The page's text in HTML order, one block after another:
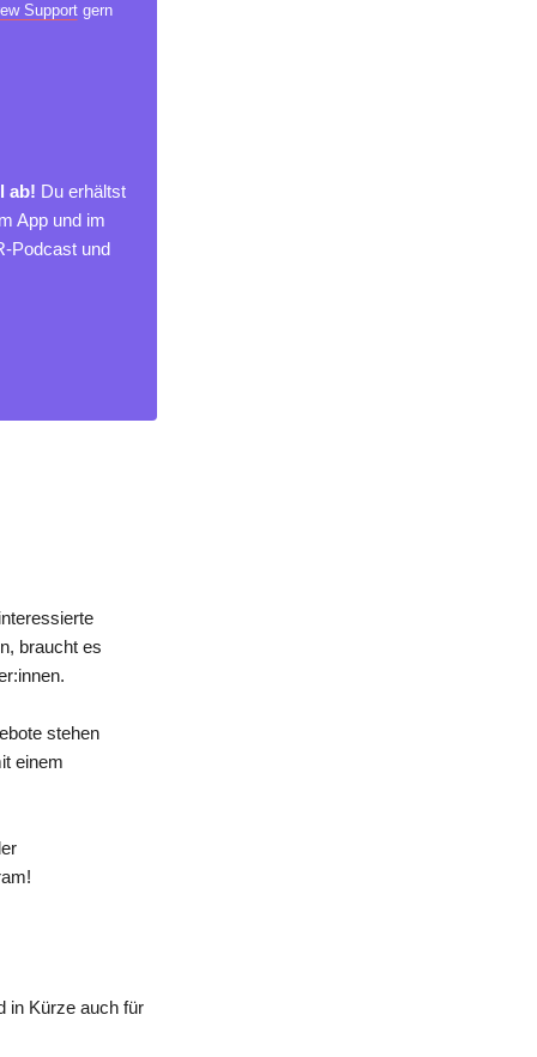
Supportgern
ab! Du erhältst
App und im
Podcast und
braucht es
stehen
einem
in Kürze auch für